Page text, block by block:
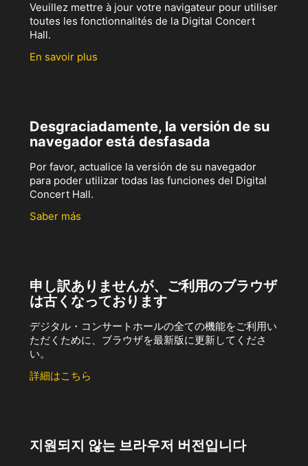
Veuillez mettre à jour votre navigateur pour utiliser
toutes les fonctionnalités de la Digital Concert
Hall.
En savoir plus
Desgraciadamente, la versión de su
navegador está desfasada
Por favor, actualice la versión de su navegador
para poder utilizar todas las funciones del Digital
Concert Hall.
Saber más
申し訳ありませんが、ご利用のブラウザ
は古くなっております
デジタル・コンサートホールの全ての機能をご利用い
ただくために、ブラウザを最新版に更新してくださ
い。
詳細はこちら
지원되지 않는 브라우저 버전입니다